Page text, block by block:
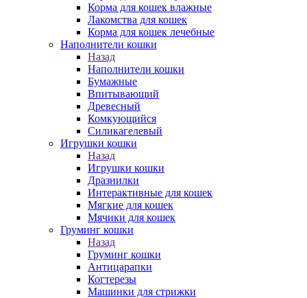
Корма для кошек влажные
Лакомства для кошек
Корма для кошек лечебные
Наполнители кошки
Назад
Наполнители кошки
Бумажные
Впитывающий
Древесный
Комкующийся
Силикагелевый
Игрушки кошки
Назад
Игрушки кошки
Дразнилки
Интерактивные для кошек
Мягкие для кошек
Мячики для кошек
Груминг кошки
Назад
Груминг кошки
Антицарапки
Когтерезы
Машинки для стрижки